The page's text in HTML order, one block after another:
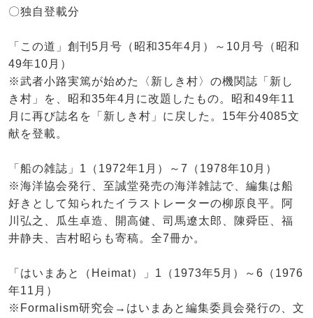
〇独自登載分
「この道」創刊5月号（昭和35年4月）～10月号（昭和
49年10月）
※武者小路実篤が始めた〈新しき村〉の機関誌「新し
き村」を、昭和35年4月に改題したもの。昭和49年11
月に再び誌名を「新しき村」に戻した。15年分4085文
献を登載。
「船の雑誌」1（1972年1月）～7（1978年10月）
※海洋協会発行、至誠堂発売の海洋雑誌で、編集は船
好きとして知られたイラストレーターの柳原良平。阿
川弘之、瓜生卓造、開高健、司馬遼太郎、陳舜臣、福
井静夫、吉村昭らも寄稿。全7冊か。
「はいまあと（Heimat）」1（1973年5月）～6（1976
年11月）
※Formalism研究会→はいまあと編集委員会発行の、文